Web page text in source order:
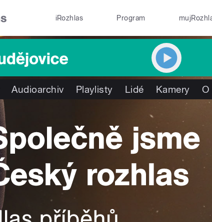
iRozhlas Program
Audioarchiv Playlisty Lidé Kamery O